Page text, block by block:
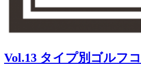
Vol.13 タイプ別ゴルフ